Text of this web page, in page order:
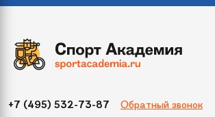
+7 (495) 532-73-87 Обратный звонок